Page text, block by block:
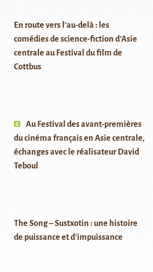
En route vers l’au-delà : les
comédies de science-fiction d’Asie
centrale au Festival du film de
Cottbus
Au Festival des avant-premières
du cinéma français en Asie centrale,
échanges avec le réalisateur David
Teboul
The Song – Sustxotin : une histoire
de puissance et d’impuissance